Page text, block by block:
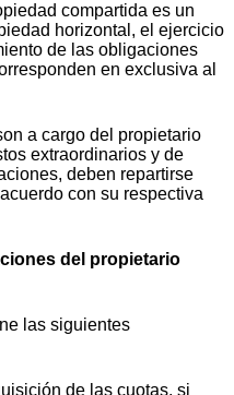
compartida es un
horizontal, el ejercicio
de las obligaciones
en exclusiva al
a cargo del propietario
extraordinarios y de
deben repartirse
con su respectiva
del propietario
las siguientes
de las cuotas, si